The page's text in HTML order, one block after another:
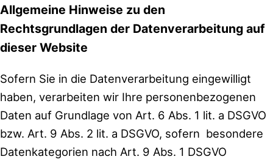
Allgemeine Hinweise zu den
Rechtsgrundlagen der Datenverarbeitung auf
dieser Website
Sofern Sie in die Datenverarbeitung eingewilligt
haben, verarbeiten wir Ihre personenbezogenen
Daten auf Grundlage von Art. 6 Abs. 1 lit. a DSGVO
bzw. Art. 9 Abs. 2 lit. a DSGVO, sofern besondere
Datenkategorien nach Art. 9 Abs. 1 DSGVO